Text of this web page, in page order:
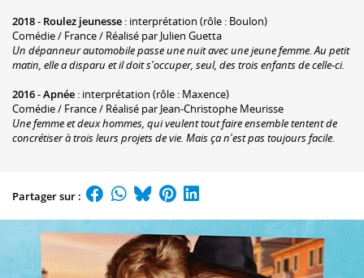
2018- Roulez jeunesse : interprétation (rôle : Boulon)
Comédie / France / Réalisé par Julien Guetta
Un dépanneur automobile passe une nuit avec une jeune femme. Au petit
matin, elle a disparu et il doit s'occuper, seul, des trois enfants de celle-ci.
2016-Apnée : interprétation (rôle : Maxence)
Comédie / France / Réalisé par Jean-Christophe Meurisse
Une femme et deux hommes, qui veulent tout faire ensemble tentent de
concrétiser à trois leurs projets de vie. Mais ça n'est pas toujours facile.
Partager sur :